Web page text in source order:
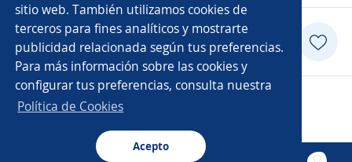
sitio web. También utilizamos cookies de
terceros para fines analíticos y mostrarte
publicidad relacionada según tus preferencias.
Para más información sobre las cookies y
configurar tus preferencias, consulta nuestra
Política de Cookies
Acepto
Postularme
Copyright 2014 - 2026 DGNET LTD.
Aviso legal